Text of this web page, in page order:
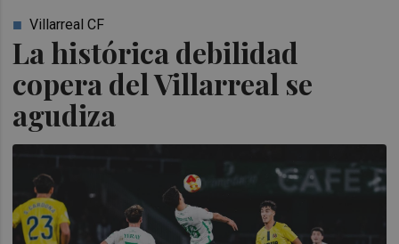
La histórica debilidad
copera del Villarreal se
agudiza
Villarreal CF